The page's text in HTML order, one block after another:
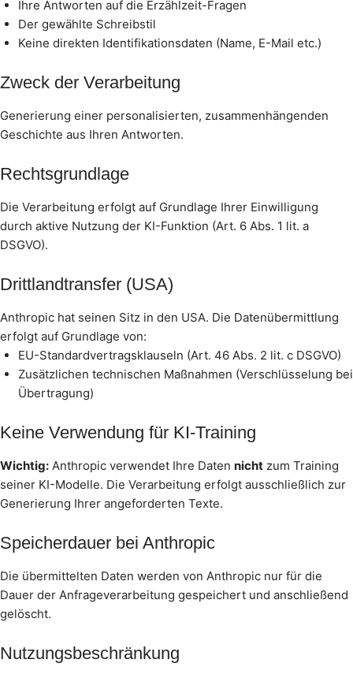
Ihre Antworten auf die Erzählzeit-Fragen
Der gewählte Schreibstil
Keine direkten Identifikationsdaten (Name, E-Mail etc.)
Zweck der Verarbeitung
Generierung einer personalisierten, zusammenhängenden
Geschichte aus Ihren Antworten.
Rechtsgrundlage
Die Verarbeitung erfolgt auf Grundlage Ihrer Einwilligung
durch aktive Nutzung der KI-Funktion (Art. 6 Abs. 1 lit. a
DSGVO).
Drittlandtransfer (USA)
Anthropic hat seinen Sitz in den USA. Die Datenübermittlung
erfolgt auf Grundlage von:
EU-Standardvertragsklauseln (Art. 46 Abs. 2 lit. c DSGVO)
Zusätzlichen technischen Maßnahmen (Verschlüsselung bei
Übertragung)
Keine Verwendung für KI-Training
Wichtig: Anthropic verwendet Ihre Daten nicht zum Training
seiner KI-Modelle. Die Verarbeitung erfolgt ausschließlich zur
Generierung Ihrer angeforderten Texte.
Speicherdauer bei Anthropic
Die übermittelten Daten werden von Anthropic nur für die
Dauer der Anfrageverarbeitung gespeichert und anschließend
gelöscht.
Nutzungsbeschränkung